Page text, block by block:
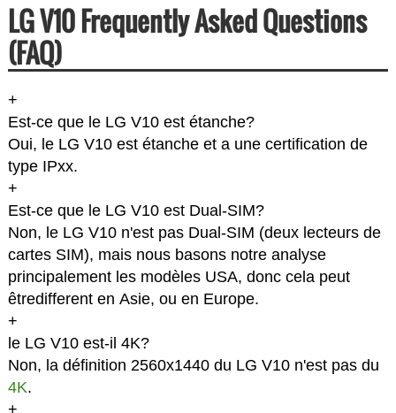
LG V10 Frequently Asked Questions
(FAQ)
+
Est-ce que le LG V10 est étanche?
Oui, le LG V10 est étanche et a une certification de
type IPxx.
+
Est-ce que le LG V10 est Dual-SIM?
Non, le LG V10 n'est pas Dual-SIM (deux lecteurs de
cartes SIM), mais nous basons notre analyse
principalement les modèles USA, donc cela peut
êtredifferent en Asie, ou en Europe.
+
le LG V10 est-il 4K?
Non, la définition 2560x1440 du LG V10 n'est pas du
4K.